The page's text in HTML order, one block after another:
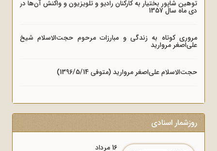
توهین شاپور بختیار به کارکنان رادیو و تلویزیون و واکنش آن‌ها در
دی ماه سال 1357
مروری کوتاه به زندگی و مبارزات مرحوم حجت‌الاسلام شیخ
علی‌اصغر مروارید
حجت‌الاسلام علی‌اصغر مروارید (متوفی 1396/5/14)
روزشمار اسنادی
16 مرداد